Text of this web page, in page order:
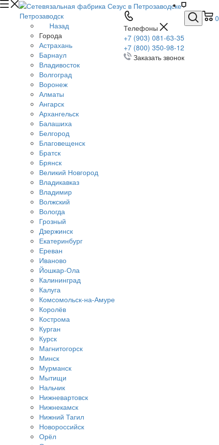
0
Телефоны
+7 (903) 081-63-35
+7 (800) 350-98-12
Заказать звонок
Петрозаводск
Назад
Города
Астрахань
Барнаул
Владивосток
Волгоград
Воронеж
Алматы
Ангарск
Архангельск
Балашиха
Белгород
Благовещенск
Братск
Брянск
Великий Новгород
Владикавказ
Владимир
Волжский
Вологда
Грозный
Дзержинск
Екатеринбург
Ереван
Иваново
Йошкар-Ола
Калининград
Калуга
Комсомольск-на-Амуре
Королёв
Кострома
Курган
Курск
Магнитогорск
Минск
Мурманск
Мытищи
Нальчик
Нижневартовск
Нижнекамск
Нижний Тагил
Новороссийск
Орёл